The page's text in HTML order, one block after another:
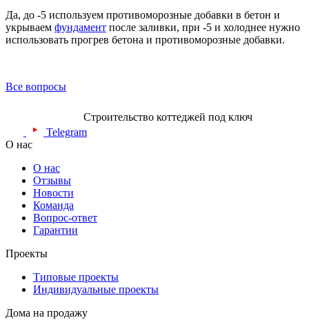
Да, до -5 используем противоморозные добавки в бетон и
укрываем фундамент после заливки, при -5 и холоднее нужно
использовать прогрев бетона и противоморозные добавки.
Все вопросы
Строительство коттеджей под ключ
Telegram
О нас
О нас
Отзывы
Новости
Команда
Вопрос-ответ
Гарантии
Проекты
Типовые проекты
Индивидуальные проекты
Дома на продажу